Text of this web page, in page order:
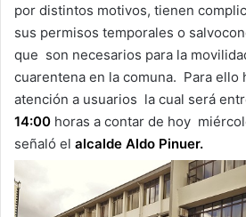
por distintos motivos, tienen
sus permisos temporales o
que son necesarios para la
cuarentena en la comuna. Para ello
atención a usuarios la cual será
14:00 horas a contar de hoy
señaló el alcalde Aldo Pinuer.